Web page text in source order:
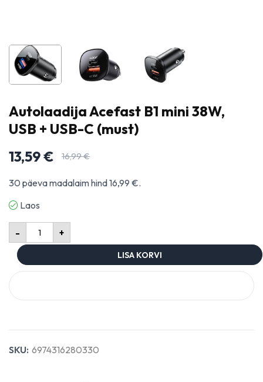
Autolaadija Acefast B1 mini 38W,
USB + USB-C (must)
16,99€
13,59€
30 päeva madalaim hind16,99 €.
Laos
- +
LISA KORVI
SKU: 6974316280330